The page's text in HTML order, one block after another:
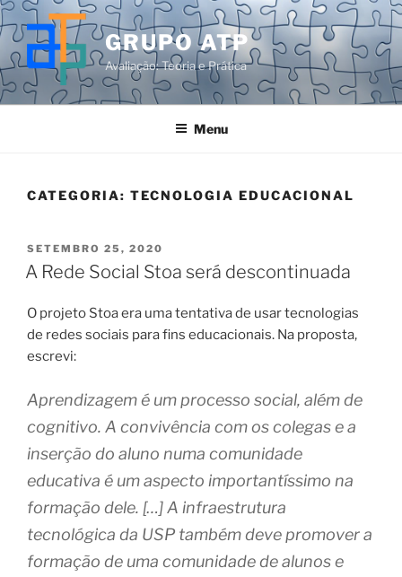
Pular
para
conteúdo
GRUPO ATP
Avaliação: Teoria e Prática
Menu
CATEGORIA: TECNOLOGIA EDUCACIONAL
PUBLICADO
EM
SETEMBRO 25, 2020
A Rede Social Stoa será descontinuada
O projeto Stoa era uma tentativa de usar tecnologias
de redes sociais para fins educacionais. Na proposta,
escrevi:
Aprendizagem é um processo social, além de
cognitivo. A convivência com os colegas e a
inserção do aluno numa comunidade
educativa é um aspecto importantíssimo na
formação dele. […] A infraestrutura
tecnológica da USP também deve promover a
formação de uma comunidade de alunos e